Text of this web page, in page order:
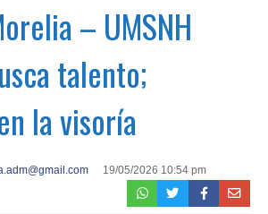
– UMSNH
talento;
la visoría
19/05/2026 10:54 pm